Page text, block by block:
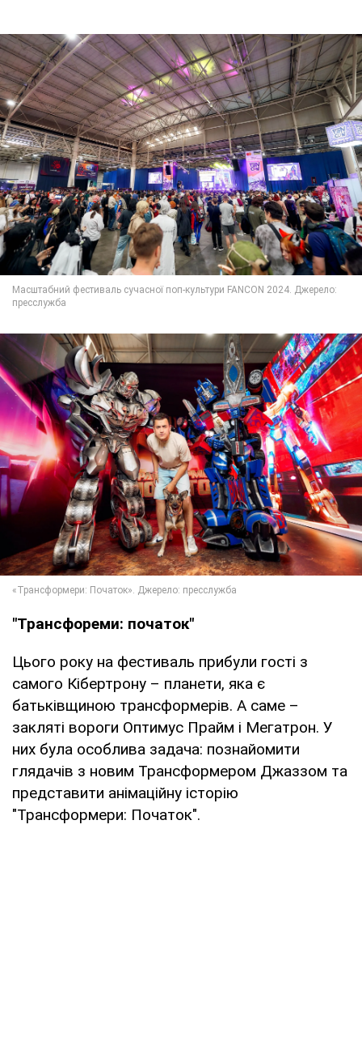
"Трансфореми: початок"
Цього року на фестиваль прибули гості з
самого Кібертрону – планети, яка є
батьківщиною трансформерів. А саме –
закляті вороги Оптимус Прайм і Мегатрон. У
них була особлива задача: познайомити
глядачів з новим Трансформером Джаззом та
представити анімаційну історію
"Трансформери: Початок".